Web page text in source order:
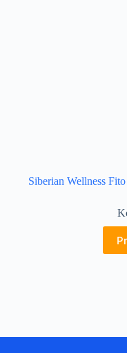
Siberian Wellness